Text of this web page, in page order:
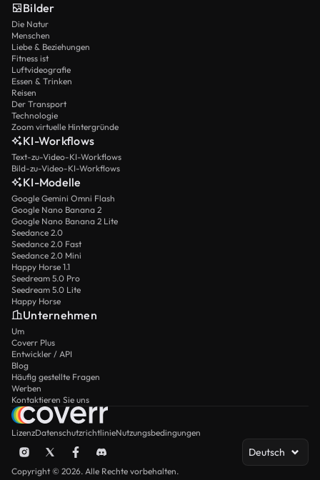
Bilder
Die Natur
Menschen
Liebe & Beziehungen
Fitness ist
Luftvideografie
Essen & Trinken
Reisen
Der Transport
Technologie
Zoom virtuelle Hintergründe
KI-Workflows
Text-zu-Video-KI-Workflows
Bild-zu-Video-KI-Workflows
KI-Modelle
Google Gemini Omni Flash
Google Nano Banana 2
Google Nano Banana 2 Lite
Seedance 2.0
Seedance 2.0 Fast
Seedance 2.0 Mini
Happy Horse 1.1
Seedream 5.0 Pro
Seedream 5.0 Lite
Happy Horse
Unternehmen
Um
Coverr Plus
Entwickler / API
Blog
Häufig gestellte Fragen
Werben
Kontaktieren Sie uns
LizenzDatenschutzrichtlinieNutzungsbedingungen
Deutsch
Copyright © 2026. Alle Rechte vorbehalten.